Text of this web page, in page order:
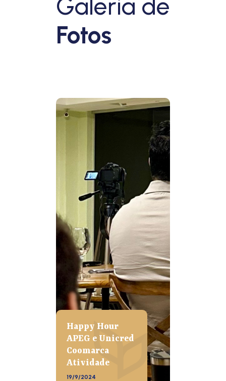
Galeria de
Fotos
Happy Hour
APEG e Unicred
Coomarca
Atividade
19/9/2024